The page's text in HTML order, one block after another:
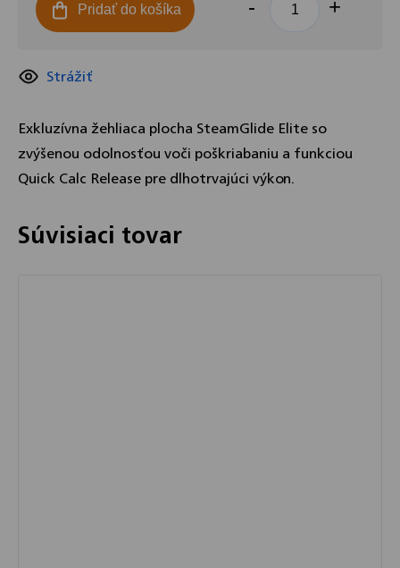
Pridať do košíka
Exkluzívna žehliaca plocha SteamGlide Elite so
zvýšenou odolnosťou voči poškriabaniu a funkciou
Quick Calc Release pre dlhotrvajúci výkon.
Strážiť
Súvisiaci tovar